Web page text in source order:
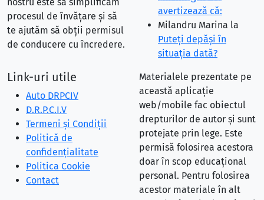
procesul de învățare și să
te ajutăm să obții permisul
de conducere cu încredere.
avertizează că:
Milandru Marina la
Puteţi depăşi în
situaţia dată?
Link-uri utile
Auto DRPCIV
D.R.P.C.I.V
Termeni și Condiții
Politică de
confidențialitate
Politica Cookie
Contact
Materialele prezentate pe
această aplicație
web/mobile fac obiectul
drepturilor de autor și sunt
protejate prin lege. Este
permisă folosirea acestora
doar în scop educațional
personal. Pentru folosirea
acestor materiale în alt